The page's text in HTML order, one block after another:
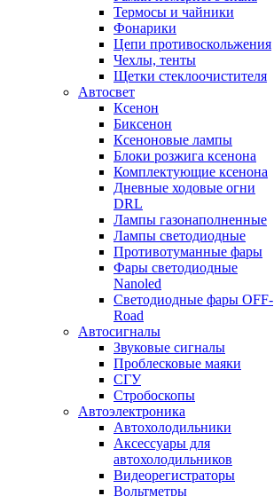
Термосы и чайники
Фонарики
Цепи противоскольжения
Чехлы, тенты
Щетки стеклоочистителя
Автосвет
Ксенон
Биксенон
Ксеноновые лампы
Блоки розжига ксенона
Комплектующие ксенона
Дневные ходовые огни
DRL
Лампы газонаполненные
Лампы светодиодные
Противотуманные фары
Фары светодиодные
Nanoled
Светодиодные фары OFF-
Road
Автосигналы
Звуковые сигналы
Проблесковые маяки
СГУ
Стробоскопы
Автоэлектроника
Автохолодильники
Аксессуары для
автохолодильников
Видеорегистраторы
Вольтметры